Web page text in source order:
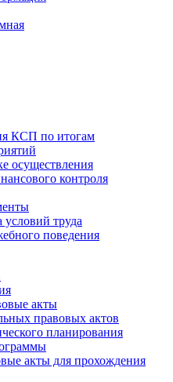
КСП по итогам
осуществления
контроля
труда
поведения
акты
правовых актов
планирования
акты для прохождения